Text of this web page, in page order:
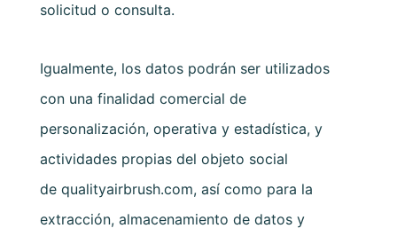
solicitud o consulta.
Igualmente, los datos podrán ser utilizados
con una finalidad comercial de
personalización, operativa y estadística, y
actividades propias del objeto social
de qualityairbrush.com, así como para la
extracción, almacenamiento de datos y